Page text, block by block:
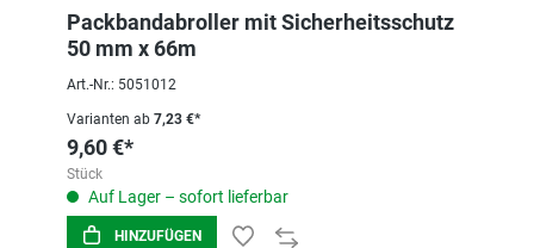
Packbandabroller mit Sicherheitsschutz
50 mm x 66m
Art.-Nr.: 5051012
Varianten ab 7,23 €*
9,60 €*
Stück
Auf Lager – sofort lieferbar
HINZUFÜGEN